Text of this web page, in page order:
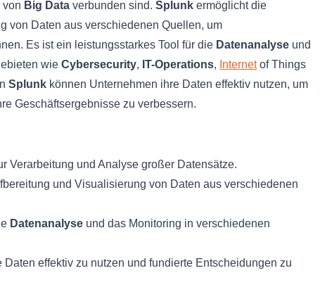
von Big Data verbunden sind. Splunk ermöglicht die
von Daten aus verschiedenen Quellen, um
Es ist ein leistungsstarkes Tool für die Datenanalyse und
wie Cybersecurity, IT-Operations, Internetof Things
Splunk können Unternehmen ihre Daten effektiv nutzen, um
Geschäftsergebnisse zu verbessern.
Verarbeitung und Analyse großer Datensätze.
und Visualisierung von Daten aus verschiedenen
Datenanalyse und das Monitoring in verschiedenen
effektiv zu nutzen und fundierte Entscheidungen zu